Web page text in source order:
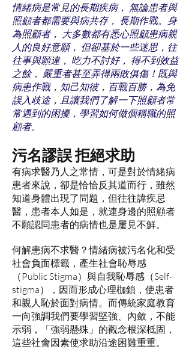
情緒病是常見的長期疾病， 無論患者與
照顧者都需要與病共存， 長期作戰。身
為照顧者， 大多數都有悉心照顧患病親
人的良好意願， 但卻基於一些迷思，往
往事與願違， 吃力不討好， 得不到效益
之餘， 嚴重者甚至弄得兩敗俱傷！既與
病患作戰，知己知彼，百戰百勝，為免
誤入歧途，且讓我們了解一下照顧者常
常遇到的困擾，學習如何做個稱職的照
顧者。
污名謬誤 拒絕求助
有病求醫乃人之常情，可是對於情緒病
患者來說，卻是恰恰反其道而行，雖然
知道身體出現了問題，但往往諱疾忌
醫，患者本人如是，就連身邊的照顧者
不願認同患者的病情也是屢見不鮮。
何解患病不求醫？情緒病被污名化和受
社會負面標籤，產生社會恥辱感
（Public Stigma）與自我恥辱感（Self-
stigma），因而形成心理枷鎖，使患者
和親人恥於面對病情。而傳統家庭教育
一向強調我們要學習堅強、內斂，不能
示弱，「強弱懸殊」的觀念根深柢固，
這些社會因素使求助沿途困難重重。